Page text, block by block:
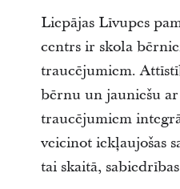
Liepājas Līvupes
centrs ir skola
traucējumiem.
bērnu un jauniešu
traucējumiem
veicinot iekļaujošas
tai skaitā,